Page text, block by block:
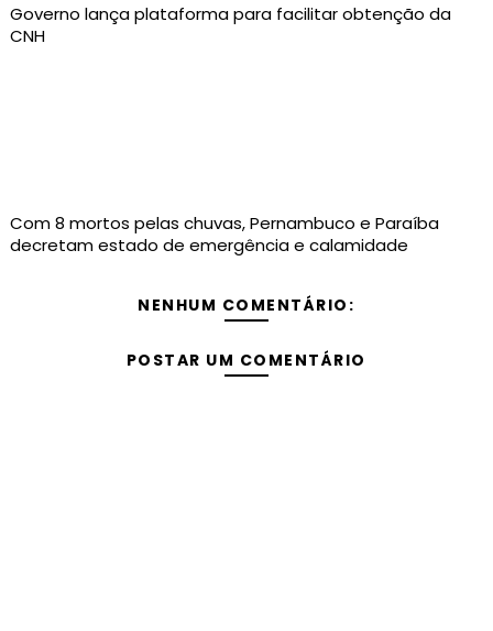
Governo lança plataforma para facilitar obtenção da
CNH
Com 8 mortos pelas chuvas, Pernambuco e Paraíba
decretam estado de emergência e calamidade
NENHUM COMENTÁRIO:
POSTAR UM COMENTÁRIO